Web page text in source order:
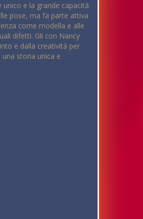
e la grande capacità
pose, ma fa parte attiva
come modella e alle
difetti. Gli con Nancy
e dalla creatività per
storia unica e